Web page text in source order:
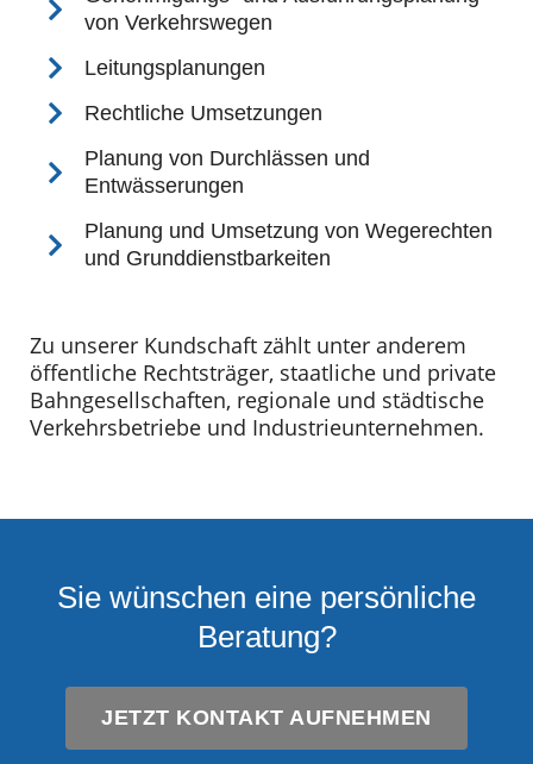
von Verkehrswegen
Leitungsplanungen
Rechtliche Umsetzungen
Planung von Durchlässen und
Entwässerungen
Planung und Umsetzung von Wegerechten
und Grunddienstbarkeiten
Zu unserer Kundschaft zählt unter anderem
öffentliche Rechtsträger, staatliche und private
Bahngesellschaften, regionale und städtische
Verkehrsbetriebe und Industrieunternehmen.
Sie wünschen eine persönliche
Beratung?
JETZT KONTAKT AUFNEHMEN